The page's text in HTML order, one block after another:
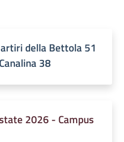
della Bettola 51
38
2026 - Campus